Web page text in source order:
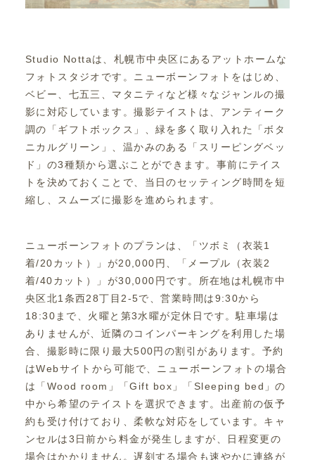
Studio Nottaは、札幌市中央区にあるアットホームな
フォトスタジオです。ニューボーンフォトをはじめ、
ベビー、七五三、マタニティなど様々なジャンルの撮
影に対応しています。撮影テイストは、アンティーク
調の「ギフトボックス」、緑を多く取り入れた「ボタ
ニカルグリーン」、温かみのある「スリーピングベッ
ド」の3種類から選ぶことができます。事前にテイス
トを決めておくことで、当日のセッティング時間を短
縮し、スムーズに撮影を進められます。
ニューボーンフォトのプランは、「ツボミ（衣装1
着/20カット）」が20,000円、「メープル（衣装2
着/40カット）」が30,000円です。所在地は札幌市中
央区北1条西28丁目2-5で、営業時間は9:30から
18:30まで、火曜と第3水曜が定休日です。駐車場は
ありませんが、近隣のコインパーキングを利用した場
合、撮影時に限り最大500円の割引があります。予約
はWebサイトから可能で、ニューボーンフォトの場合
は「Wood room」「Gift box」「Sleeping bed」の
中から希望のテイストを選択できます。出産前の仮予
約も受け付けており、柔軟な対応をしています。キャ
ンセルは3日前から料金が発生しますが、日程変更の
場合はかかりません。遅刻する場合も速やかに連絡が